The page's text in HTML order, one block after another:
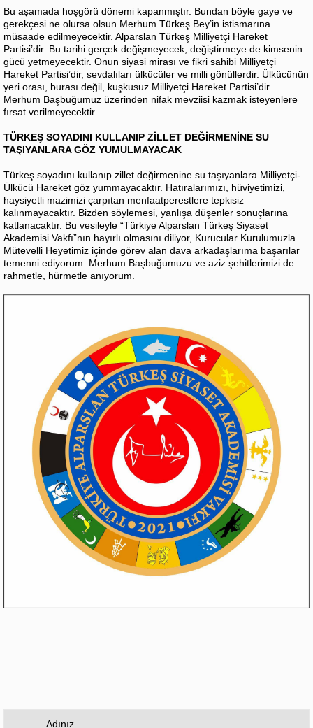
Bu aşamada hoşgörü dönemi kapanmıştır. Bundan böyle gaye ve
gerekçesi ne olursa olsun Merhum Türkeş Bey’in istismarına
müsaade edilmeyecektir. Alparslan Türkeş Milliyetçi Hareket
Partisi’dir. Bu tarihi gerçek değişmeyecek, değiştirmeye de kimsenin
gücü yetmeyecektir. Onun siyasi mirası ve fikri sahibi Milliyetçi
Hareket Partisi’dir, sevdalıları ülkücüler ve milli gönüllerdir. Ülkücünün
yeri orası, burası değil, kuşkusuz Milliyetçi Hareket Partisi’dir.
Merhum Başbuğumuz üzerinden nifak mevziisi kazmak isteyenlere
fırsat verilmeyecektir.
TÜRKEŞ SOYADINI KULLANIP ZİLLET DEĞİRMENİNE SU
TAŞIYANLARA GÖZ YUMULMAYACAK
Türkeş soyadını kullanıp zillet değirmenine su taşıyanlara Milliyetçi-
Ülkücü Hareket göz yummayacaktır. Hatıralarımızı, hüviyetimizi,
haysiyetli mazimizi çarpıtan menfaatperestlere tepkisiz
kalınmayacaktır. Bizden söylemesi, yanlışa düşenler sonuçlarına
katlanacaktır. Bu vesileyle “Türkiye Alparslan Türkeş Siyaset
Akademisi Vakfı”nın hayırlı olmasını diliyor, Kurucular Kurulumuzla
Mütevelli Heyetimiz içinde görev alan dava arkadaşlarıma başarılar
temenni ediyorum. Merhum Başbuğumuzu ve aziz şehitlerimizi de
rahmetle, hürmetle anıyorum.
Adınız